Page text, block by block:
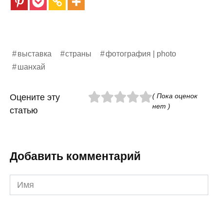
выставка страны
фотография | photo
шанхай
Оцените эту
статью
( Пока оценок
нет )
Добавить комментарий
Имя
*